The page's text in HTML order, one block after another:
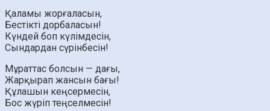
Қаламы жорғаласын,
Бестікті дорбаласын!
Күндей боп күлімдесін,
Сындардан сүрінбесін!
Мұраттас болсын — дағы,
Жарқырап жансын бағы!
Құлашын кеңсермесін,
Бос жүріп теңселмесін!